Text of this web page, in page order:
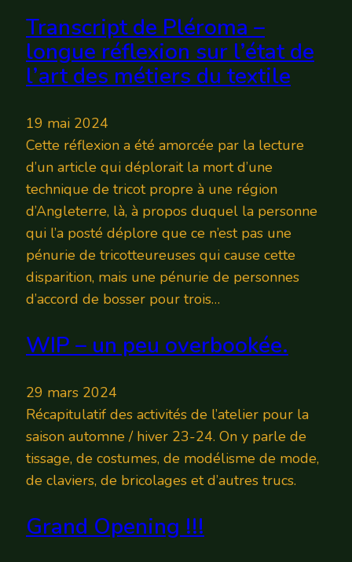
Transcript de Pléroma –
longue réflexion sur l’état de
l’art des métiers du textile
19 mai 2024
Cette réflexion a été amorcée par la lecture
d’un article qui déplorait la mort d’une
technique de tricot propre à une région
d’Angleterre, là, à propos duquel la personne
qui l’a posté déplore que ce n’est pas une
pénurie de tricotteureuses qui cause cette
disparition, mais une pénurie de personnes
d’accord de bosser pour trois…
WIP – un peu overbookée.
29 mars 2024
Récapitulatif des activités de l’atelier pour la
saison automne / hiver 23-24. On y parle de
tissage, de costumes, de modélisme de mode,
de claviers, de bricolages et d’autres trucs.
Grand Opening !!!